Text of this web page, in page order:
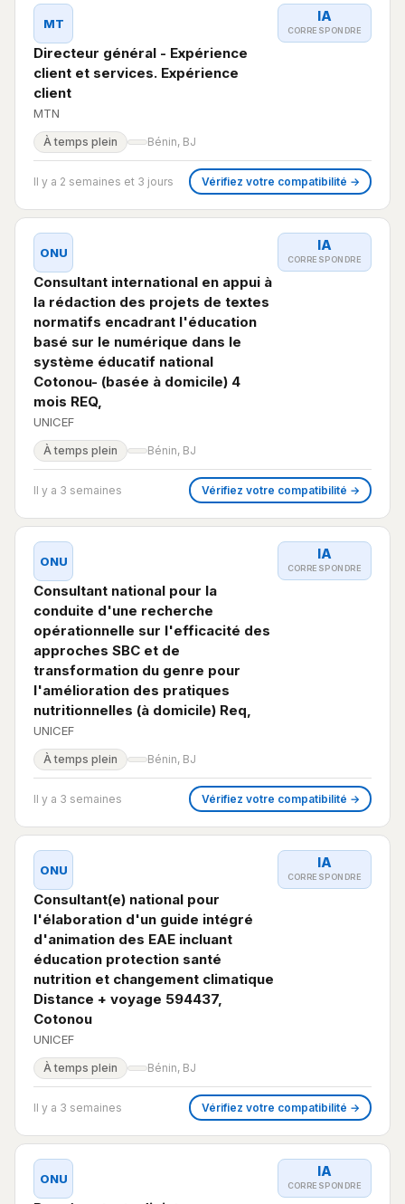
MT
Directeur général - Expérience
client et services. Expérience
client
MTN
IA
CORRESPONDRE
À temps plein Bénin, BJ
Il y a 2 semaines et 3 jours Vérifiez votre compatibilité →
ONU
Consultant international en appui à
la rédaction des projets de textes
normatifs encadrant l'éducation
basé sur le numérique dans le
système éducatif national
Cotonou- (basée à domicile) 4
mois REQ,
UNICEF
IA
CORRESPONDRE
À temps plein Bénin, BJ
Il y a 3 semaines Vérifiez votre compatibilité →
ONU
Consultant national pour la
conduite d'une recherche
opérationnelle sur l'efficacité des
approches SBC et de
transformation du genre pour
l'amélioration des pratiques
nutritionnelles (à domicile) Req,
UNICEF
IA
CORRESPONDRE
À temps plein Bénin, BJ
Il y a 3 semaines Vérifiez votre compatibilité →
ONU
Consultant(e) national pour
l'élaboration d'un guide intégré
d'animation des EAE incluant
éducation protection santé
nutrition et changement climatique
Distance + voyage 594437,
Cotonou
UNICEF
IA
CORRESPONDRE
À temps plein Bénin, BJ
Il y a 3 semaines Vérifiez votre compatibilité →
ONU IA
CORRESPONDRE